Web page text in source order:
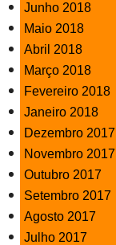
Junho 2018
Maio 2018
Abril 2018
Março 2018
Fevereiro 2018
Janeiro 2018
Dezembro 2017
Novembro 2017
Outubro 2017
Setembro 2017
Agosto 2017
Julho 2017